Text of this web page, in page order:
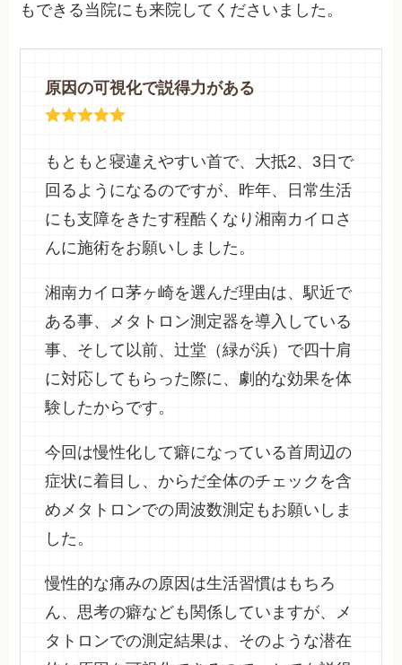
もできる当院にも来院してくださいました。
原因の可視化で説得力がある
もともと寝違えやすい首で、大抵2、3日で
回るようになるのですが、昨年、日常生活
にも支障をきたす程酷くなり湘南カイロさ
んに施術をお願いしました。
湘南カイロ茅ヶ崎を選んだ理由は、駅近で
ある事、メタトロン測定器を導入している
事、そして以前、辻堂（緑が浜）で四十肩
に対応してもらった際に、劇的な効果を体
験したからです。
今回は慢性化して癖になっている首周辺の
症状に着目し、からだ全体のチェックを含
めメタトロンでの周波数測定もお願いしま
した。
慢性的な痛みの原因は生活習慣はもちろ
ん、思考の癖なども関係していますが、メ
タトロンでの測定結果は、そのような潜在